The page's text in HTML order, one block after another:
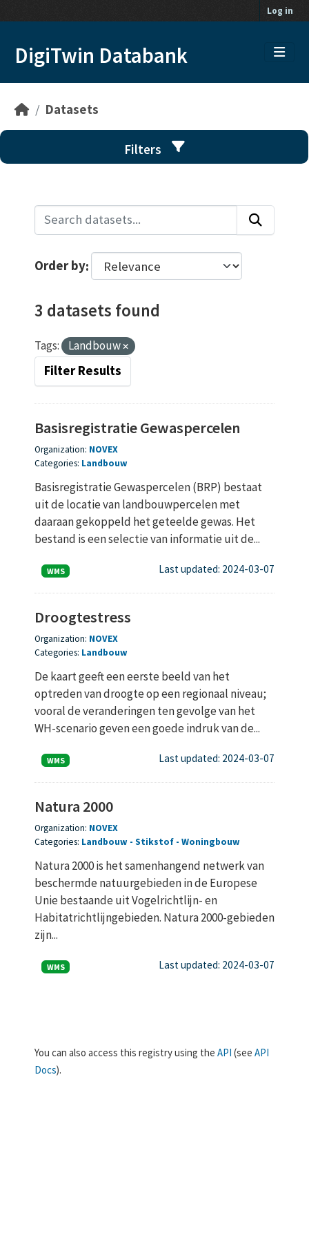
Log in
DigiTwin Databank
Datasets
Filters
Order by
3 datasets found
Tags: Landbouw
Filter Results
Basisregistratie Gewaspercelen
Organization: NOVEX
Categories: Landbouw
Basisregistratie Gewaspercelen (BRP) bestaat
uit de locatie van landbouwpercelen met
daaraan gekoppeld het geteelde gewas. Het
bestand is een selectie van informatie uit de...
WMS Last updated: 2024-03-07
Droogtestress
Organization: NOVEX
Categories: Landbouw
De kaart geeft een eerste beeld van het
optreden van droogte op een regionaal niveau;
vooral de veranderingen ten gevolge van het
WH-scenario geven een goede indruk van de...
WMS Last updated: 2024-03-07
Natura 2000
Organization: NOVEX
Categories: Landbouw Stikstof Woningbouw
Natura 2000 is het samenhangend netwerk van
beschermde natuurgebieden in de Europese
Unie bestaande uit Vogelrichtlijn- en
Habitatrichtlijngebieden. Natura 2000-gebieden
zijn...
WMS Last updated: 2024-03-07
You can also access this registry using the API (see API
Docs).